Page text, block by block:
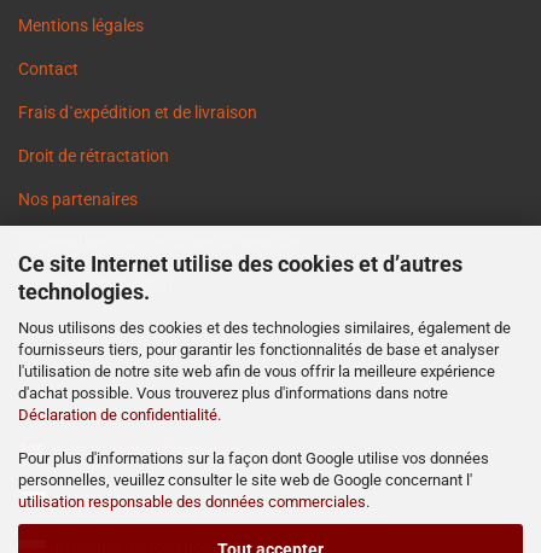
Ce site Internet utilise des cookies et d’autres
technologies.
Nous utilisons des cookies et des technologies similaires, également de
fournisseurs tiers, pour garantir les fonctionnalités de base et analyser
l'utilisation de notre site web afin de vous offrir la meilleure expérience
d'achat possible. Vous trouverez plus d'informations dans notre
Déclaration de confidentialité.
Pour plus d'informations sur la façon dont Google utilise vos données
personnelles, veuillez consulter le site web de Google concernant l'
utilisation responsable des données commerciales.
Tout accepter
Mentions légales
Contact
Frais d`expédition et de livraison
Droit de rétractation
Nos partenaires
Cookie Einstellungen
http://www.ost2rad.com
http://www.moto-prodejna.cz
http://mz-motor-shop.com